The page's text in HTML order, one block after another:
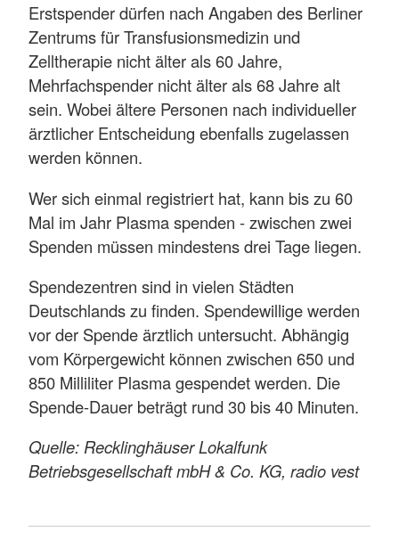
Erstspender dürfen nach Angaben des Berliner
Zentrums für Transfusionsmedizin und
Zelltherapie nicht älter als 60 Jahre,
Mehrfachspender nicht älter als 68 Jahre alt
sein. Wobei ältere Personen nach individueller
ärztlicher Entscheidung ebenfalls zugelassen
werden können.
Wer sich einmal registriert hat, kann bis zu 60
Mal im Jahr Plasma spenden - zwischen zwei
Spenden müssen mindestens drei Tage liegen.
Spendezentren sind in vielen Städten
Deutschlands zu finden. Spendewillige werden
vor der Spende ärztlich untersucht. Abhängig
vom Körpergewicht können zwischen 650 und
850 Milliliter Plasma gespendet werden. Die
Spende-Dauer beträgt rund 30 bis 40 Minuten.
Quelle: Recklinghäuser Lokalfunk
Betriebsgesellschaft mbH & Co. KG, radio vest